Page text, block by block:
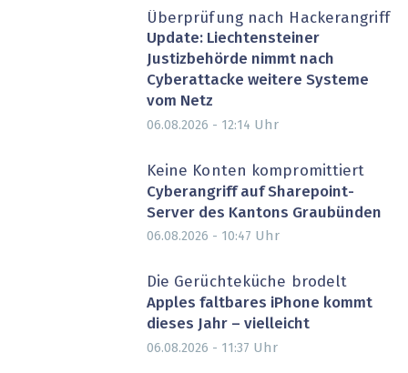
Überprüfung nach Hackerangriff
Update: Liechtensteiner
Justizbehörde nimmt nach
Cyberattacke weitere Systeme
vom Netz
06.08.2026 - 12:14 Uhr
Keine Konten kompromittiert
Cyberangriff auf Sharepoint-
Server des Kantons Graubünden
06.08.2026 - 10:47 Uhr
Die Gerüchteküche brodelt
Apples faltbares iPhone kommt
dieses Jahr – vielleicht
06.08.2026 - 11:37 Uhr